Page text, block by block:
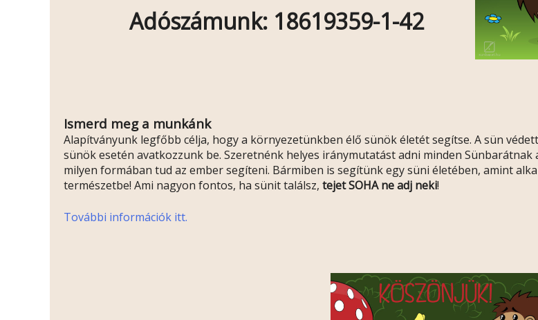
Adószámunk: 18619359-1-42
Ismerd meg a munkánk
Alapítványunk legfőbb célja, hogy a környezetünkben élő sünök életét segítse. A sün
sünök esetén avatkozzunk be. Szeretnénk helyes iránymutatást adni minden
milyen formában tud az ember segíteni. Bármiben is segítünk egy süni életében, amint
természetbe! Ami nagyon fontos, ha sünit találsz, tejet SOHA ne adj neki!
További információk itt.